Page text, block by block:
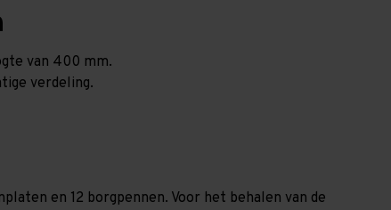
van 400 mm.
verdeling.
en 12 borgpennen. Voor het behalen van de